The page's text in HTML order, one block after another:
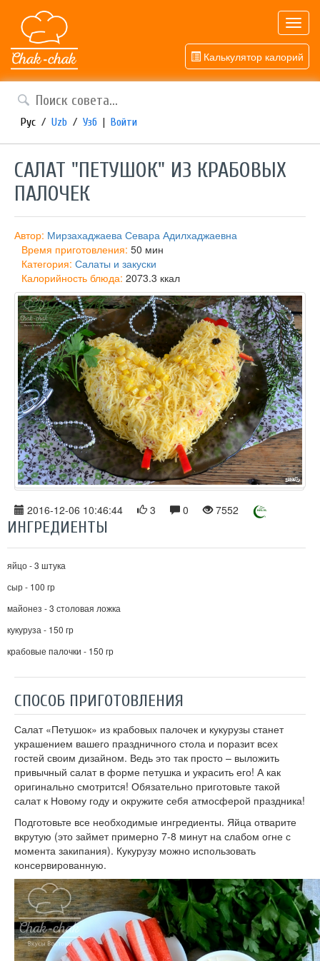
Калькулятор калорий
Рус / Uzb / Узб | Войти
САЛАТ "ПЕТУШОК" ИЗ КРАБОВЫХ
ПАЛОЧЕК
Автор: Мирзахаджаева Севара Адилхаджаевна
Время приготовления: 50 мин
Категория: Салаты и закуски
Калорийность блюда: 2073.3 ккал
2016-12-06 10:46:44 3 0 7552
ИНГРЕДИЕНТЫ
яйцо - 3 штука
сыр - 100 гр
майонез - 3 столовая ложка
кукуруза - 150 гр
крабовые палочки - 150 гр
СПОСОБ ПРИГОТОВЛЕНИЯ
Салат «Петушок» из крабовых палочек и кукурузы станет
украшением вашего праздничного стола и поразит всех
гостей своим дизайном. Ведь это так просто – выложить
привычный салат в форме петушка и украсить его! А как
оригинально смотрится! Обязательно приготовьте такой
салат к Новому году и окружите себя атмосферой праздника!
Подготовьте все необходимые ингредиенты. Яйца отварите
вкрутую (это займет примерно 7-8 минут на слабом огне с
момента закипания). Кукурузу можно использовать
консервированную.